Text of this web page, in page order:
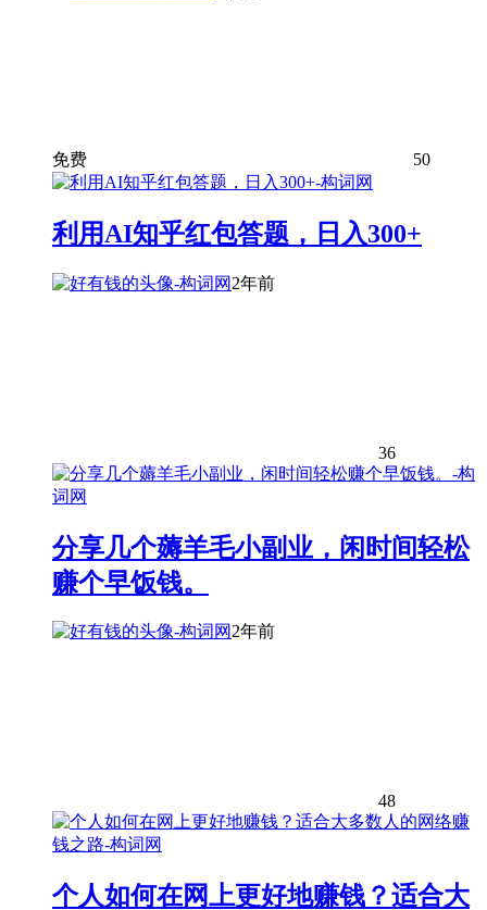
免费 50
利用AI知乎红包答题，日入300+
2年前
36
分享几个薅羊毛小副业，闲时间轻松
赚个早饭钱。
2年前
48
个人如何在网上更好地赚钱？适合大